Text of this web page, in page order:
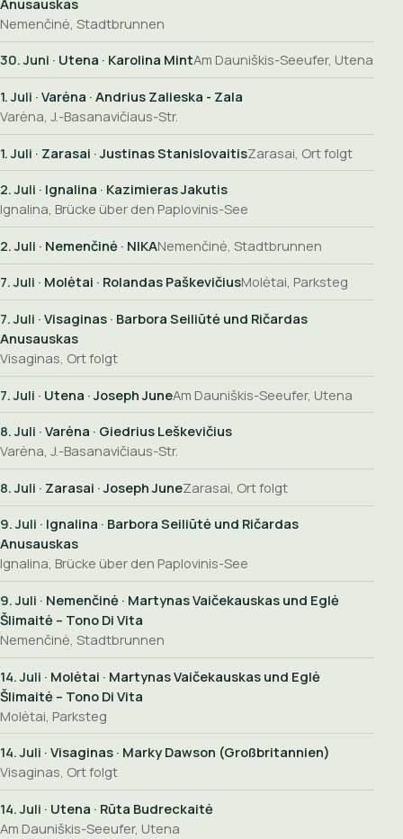
Nemenčinė, Stadtbrunnen
30. Juni · Utena · Karolina MintAm Dauniškis-Seeufer, Utena
1. Juli · Varėna · Andrius Zalieska - Zala
Varėna, J.-Basanavičiaus-Str.
1. Juli · Zarasai · Justinas StanislovaitisZarasai, Ort folgt
2. Juli · Ignalina · Kazimieras Jakutis
Ignalina, Brücke über den Paplovinis-See
2. Juli · Nemenčinė · NIKANemenčinė, Stadtbrunnen
7. Juli · Molėtai · Rolandas PaškevičiusMolėtai, Parksteg
7. Juli · Visaginas · Barbora Seiliūtė und Ričardas
Anusauskas
Visaginas, Ort folgt
7. Juli · Utena · Joseph JuneAm Dauniškis-Seeufer, Utena
8. Juli · Varėna · Giedrius Leškevičius
Varėna, J.-Basanavičiaus-Str.
8. Juli · Zarasai · Joseph JuneZarasai, Ort folgt
9. Juli · Ignalina · Barbora Seiliūtė und Ričardas
Anusauskas
Ignalina, Brücke über den Paplovinis-See
9. Juli · Nemenčinė · Martynas Vaičekauskas und Eglė
Šlimaitė – Tono Di Vita
Nemenčinė, Stadtbrunnen
14. Juli · Molėtai · Martynas Vaičekauskas und Eglė
Šlimaitė – Tono Di Vita
Molėtai, Parksteg
14. Juli · Visaginas · Marky Dawson (Großbritannien)
Visaginas, Ort folgt
14. Juli · Utena · Rūta Budreckaitė
Am Dauniškis-Seeufer, Utena